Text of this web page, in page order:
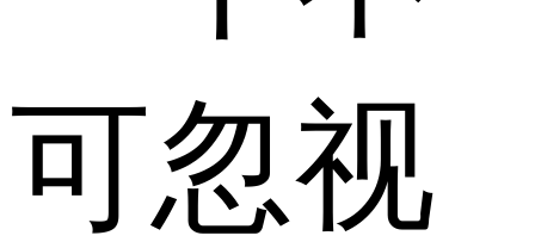
可忽视